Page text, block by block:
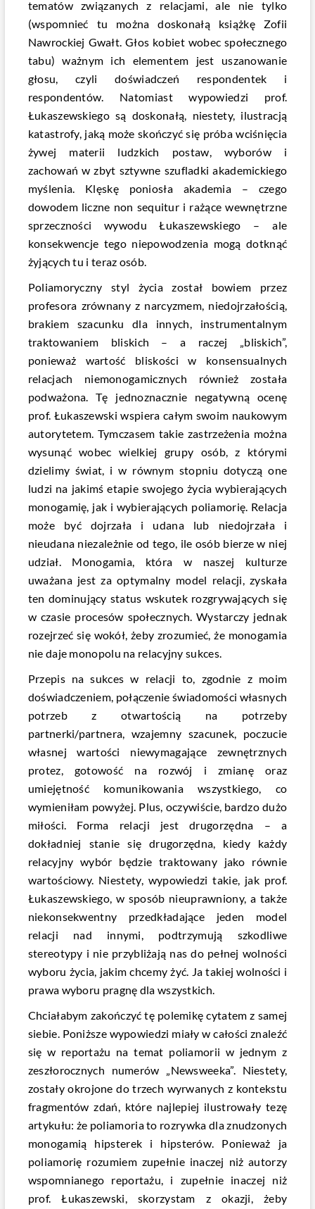
tematów związanych z relacjami, ale nie tylko
(wspomnieć tu można doskonałą książkę Zofii
Nawrockiej Gwałt. Głos kobiet wobec społecznego
tabu) ważnym ich elementem jest uszanowanie
głosu, czyli doświadczeń respondentek i
respondentów. Natomiast wypowiedzi prof.
Łukaszewskiego są doskonałą, niestety, ilustracją
katastrofy, jaką może skończyć się próba wciśnięcia
żywej materii ludzkich postaw, wyborów i
zachowań w zbyt sztywne szufladki akademickiego
myślenia. Klęskę poniosła akademia – czego
dowodem liczne non sequitur i rażące wewnętrzne
sprzeczności wywodu Łukaszewskiego – ale
konsekwencje tego niepowodzenia mogą dotknąć
żyjących tu i teraz osób.
Poliamoryczny styl życia został bowiem przez
profesora zrównany z narcyzmem, niedojrzałością,
brakiem szacunku dla innych, instrumentalnym
traktowaniem bliskich – a raczej „bliskich”,
ponieważ wartość bliskości w konsensualnych
relacjach niemonogamicznych również została
podważona. Tę jednoznacznie negatywną ocenę
prof. Łukaszewski wspiera całym swoim naukowym
autorytetem. Tymczasem takie zastrzeżenia można
wysunąć wobec wielkiej grupy osób, z którymi
dzielimy świat, i w równym stopniu dotyczą one
ludzi na jakimś etapie swojego życia wybierających
monogamię, jak i wybierających poliamorię. Relacja
może być dojrzała i udana lub niedojrzała i
nieudana niezależnie od tego, ile osób bierze w niej
udział. Monogamia, która w naszej kulturze
uważana jest za optymalny model relacji, zyskała
ten dominujący status wskutek rozgrywających się
w czasie procesów społecznych. Wystarczy jednak
rozejrzeć się wokół, żeby zrozumieć, że monogamia
nie daje monopolu na relacyjny sukces.
Przepis na sukces w relacji to, zgodnie z moim
doświadczeniem, połączenie świadomości własnych
potrzeb z otwartością na potrzeby
partnerki/partnera, wzajemny szacunek, poczucie
własnej wartości niewymagające zewnętrznych
protez, gotowość na rozwój i zmianę oraz
umiejętność komunikowania wszystkiego, co
wymieniłam powyżej. Plus, oczywiście, bardzo dużo
miłości. Forma relacji jest drugorzędna – a
dokładniej stanie się drugorzędna, kiedy każdy
relacyjny wybór będzie traktowany jako równie
wartościowy. Niestety, wypowiedzi takie, jak prof.
Łukaszewskiego, w sposób nieuprawniony, a także
niekonsekwentny przedkładające jeden model
relacji nad innymi, podtrzymują szkodliwe
stereotypy i nie przybliżają nas do pełnej wolności
wyboru życia, jakim chcemy żyć. Ja takiej wolności i
prawa wyboru pragnę dla wszystkich.
Chciałabym zakończyć tę polemikę cytatem z samej
siebie. Poniższe wypowiedzi miały w całości znaleźć
się w reportażu na temat poliamorii w jednym z
zeszłorocznych numerów „Newsweeka”. Niestety,
zostały okrojone do trzech wyrwanych z kontekstu
fragmentów zdań, które najlepiej ilustrowały tezę
artykułu: że poliamoria to rozrywka dla znudzonych
monogamią hipsterek i hipsterów. Ponieważ ja
poliamorię rozumiem zupełnie inaczej niż autorzy
wspomnianego reportażu, i zupełnie inaczej niż
prof. Łukaszewski, skorzystam z okazji, żeby